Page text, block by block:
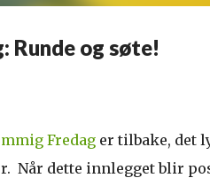
Runde og søte!
Fredager tilbake, det
Når dette innlegget blir